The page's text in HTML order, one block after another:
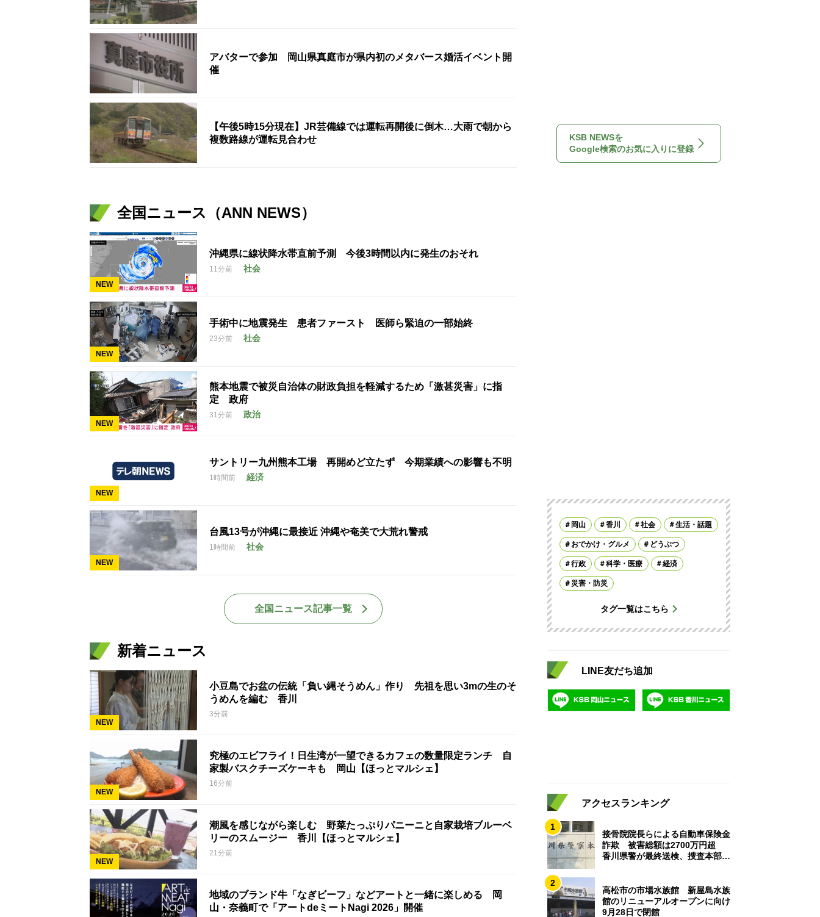
アバターで参加 岡山県真庭市が県内初のメタバース婚活イベント開
催
【午後5時15分現在】JR芸備線では運転再開後に倒木…大雨で朝から
複数路線が運転見合わせ
全国ニュース（ANN NEWS）
NEW
沖縄県に線状降水帯直前予測 今後3時間以内に発生のおそれ
11分前 社会
NEW
手術中に地震発生 患者ファースト 医師ら緊迫の一部始終
23分前 社会
NEW
熊本地震で被災自治体の財政負担を軽減するため「激甚災害」に指
定 政府
31分前 政治
NEW
サントリー九州熊本工場 再開めど立たず 今期業績への影響も不明
1時間前 経済
NEW
台風13号が沖縄に最接近 沖縄や奄美で大荒れ警戒
1時間前 社会
全国ニュース記事一覧
新着ニュース
NEW
小豆島でお盆の伝統「負い縄そうめん」作り 先祖を思い3mの生のそ
うめんを編む 香川
3分前
NEW
究極のエビフライ！日生湾が一望できるカフェの数量限定ランチ 自
家製バスクチーズケーキも 岡山【ほっとマルシェ】
16分前
NEW
潮風を感じながら楽しむ 野菜たっぷりパニーニと自家栽培ブルーベ
リーのスムージー 香川【ほっとマルシェ】
21分前
地域のブランド牛「なぎビーフ」などアートと一緒に楽しめる 岡
山・奈義町で「アートdeミートNagi 2026」開催
KSB NEWSを
Google検索のお気に入りに登録
岡山 香川 社会 生活・話題
おでかけ・グルメ どうぶつ
行政 科学・医療 経済
災害・防災
タグ一覧はこちら
LINE友だち追加
アクセスランキング
1
接骨院院長らによる自動車保険金
詐欺 被害総額は2700万円超
香川県警が最終送検、捜査本部解
2
高松市の市場水族館 新屋島水族
館のリニューアルオープンに向け
9月28日で閉館